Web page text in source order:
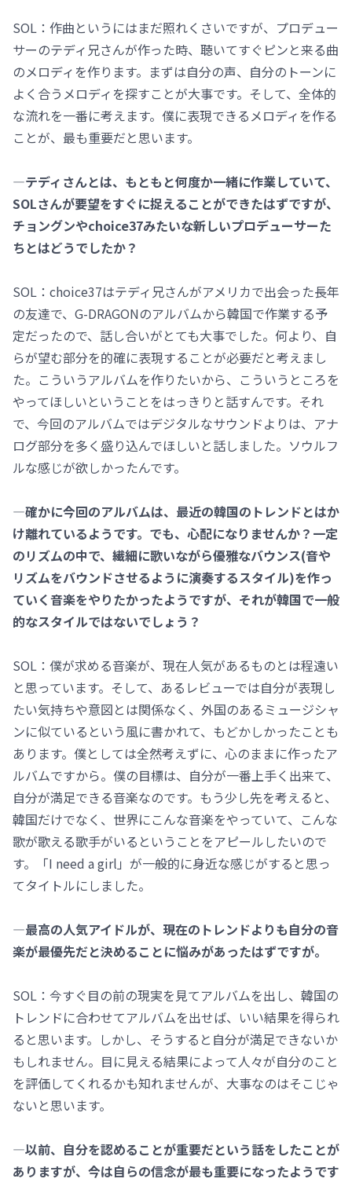
SOL：作曲というにはまだ照れくさいですが、プロデュー
サーのテディ兄さんが作った時、聴いてすぐピンと来る曲
のメロディを作ります。まずは自分の声、自分のトーンに
よく合うメロディを探すことが大事です。そして、全体的
な流れを一番に考えます。僕に表現できるメロディを作る
ことが、最も重要だと思います。
―テディさんとは、もともと何度か一緒に作業していて、
SOLさんが要望をすぐに捉えることができたはずですが、
チョングンやchoice37みたいな新しいプロデューサーた
ちとはどうでしたか？
SOL：choice37はテディ兄さんがアメリカで出会った長年
の友達で、G-DRAGONのアルバムから韓国で作業する予
定だったので、話し合いがとても大事でした。何より、自
らが望む部分を的確に表現することが必要だと考えまし
た。こういうアルバムを作りたいから、こういうところを
やってほしいということをはっきりと話すんです。それ
で、今回のアルバムではデジタルなサウンドよりは、アナ
ログ部分を多く盛り込んでほしいと話しました。ソウルフ
ルな感じが欲しかったんです。
―確かに今回のアルバムは、最近の韓国のトレンドとはか
け離れているようです。でも、心配になりませんか？一定
のリズムの中で、繊細に歌いながら優雅なバウンス(音や
リズムをバウンドさせるように演奏するスタイル)を作っ
ていく音楽をやりたかったようですが、それが韓国で一般
的なスタイルではないでしょう？
SOL：僕が求める音楽が、現在人気があるものとは程遠い
と思っています。そして、あるレビューでは自分が表現し
たい気持ちや意図とは関係なく、外国のあるミュージシャ
ンに似ているという風に書かれて、もどかしかったことも
あります。僕としては全然考えずに、心のままに作ったア
ルバムですから。僕の目標は、自分が一番上手く出来て、
自分が満足できる音楽なのです。もう少し先を考えると、
韓国だけでなく、世界にこんな音楽をやっていて、こんな
歌が歌える歌手がいるということをアピールしたいので
す。「I need a girl」が一般的に身近な感じがすると思っ
てタイトルにしました。
―最高の人気アイドルが、現在のトレンドよりも自分の音
楽が最優先だと決めることに悩みがあったはずですが。
SOL：今すぐ目の前の現実を見てアルバムを出し、韓国の
トレンドに合わせてアルバムを出せば、いい結果を得られ
ると思います。しかし、そうすると自分が満足できないか
もしれません。目に見える結果によって人々が自分のこと
を評価してくれるかも知れませんが、大事なのはそこじゃ
ないと思います。
―以前、自分を認めることが重要だという話をしたことが
ありますが、今は自らの信念が最も重要になったようです